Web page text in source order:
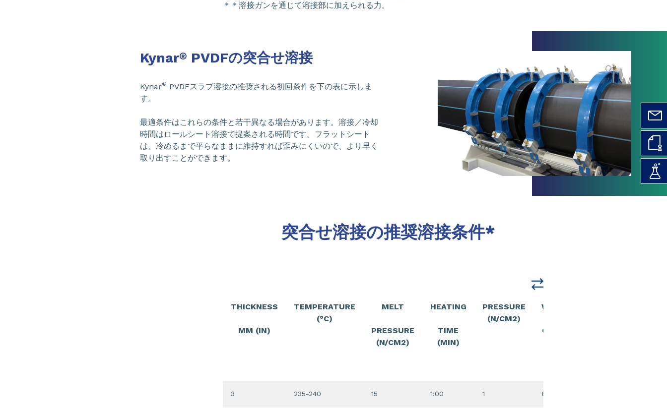
＊＊溶接ガンを通じて溶接部に加えられる力。
Kynar® PVDFの突合せ溶接
Kynar® PVDFスラブ溶接の推奨される初回条件を下の表に示しま
す。
最適条件はこれらの条件と若干異なる場合があります。溶接／冷却
時間はロールシート溶接で提案される時間です。フラットシート
は、冷めるまで平らなままに維持すれば歪みにくいので、より早く
取り出すことができます。
突合せ溶接の推奨溶接条件*
THICKNESS
MM (IN)
TEMPERATURE
(°C)
MELT
PRESSURE
(N/CM2)
HEATING
TIME
(MIN)
PRESSURE
(N/CM2)
WELDING
COOLING
3 235-240 15 1:00 1 6:00